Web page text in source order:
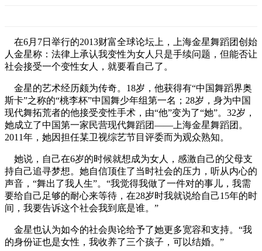
在6月7日举行的2013财富全球论坛上，上海金星舞蹈团创始
人金星称：法律上承认我变性为女人只是手续问题，但能否让
社会接受一个变性女人，就要看自己了。
金星的艺术经历颇为传奇。18岁，他获得有“中国舞蹈界奥
斯卡”之称的“桃李杯”中国舞少年组第一名；28岁，身为中国
现代舞拓荒者的他接受变性手术，由“他”变为了“她”。32岁，
她成立了中国第一家民营现代舞蹈团——上海金星舞蹈团。
2011年，她因担任某卫视综艺节目评委而为观众熟知。
她说，自己在6岁的时候就想成为女人，感激自己的父母支
持自己追寻梦想。她自信顶住了当时社会的压力，听从内心的
声音，“舞出了我人生”。“我觉得我做了一件对的事儿，我需
要给自己足够的耐心来等待，在28岁时我就说给自己15年的时
间，我要告诉这个社会我到底是谁。”
金星也认为如今的社会舆论给予了她更多宽容和支持。“我
的身份证也是女性，我收养了三个孩子，可以结婚。”